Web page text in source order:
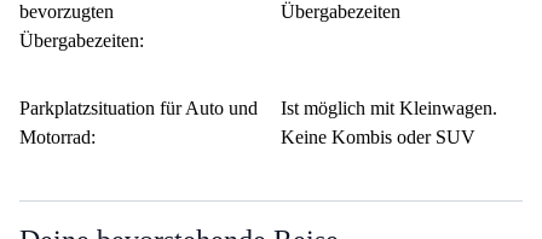
bevorzugten
Übergabezeiten:
Übergabezeiten
Parkplatzsituation für Auto und
Motorrad:
Ist möglich mit Kleinwagen.
Keine Kombis oder SUV